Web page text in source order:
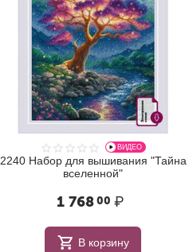
ВИДЕО
2240 Набор для вышивания "Тайна
вселенной"
1 768 00 ₽
В корзину